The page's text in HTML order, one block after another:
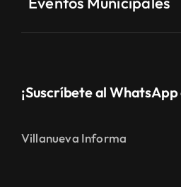
¡Suscríbete al WhatsApp
Villanueva Informa